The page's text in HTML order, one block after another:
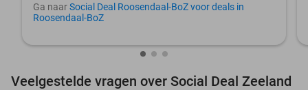
Ga naarSocial Deal Roosendaal-BoZ voor deals in
Roosendaal-BoZ
Veelgestelde vragen over Social Deal Zeeland